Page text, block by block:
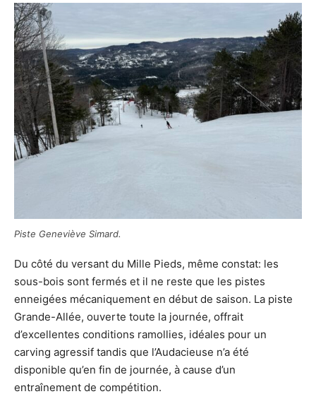
Piste Geneviève Simard.
Du côté du versant du Mille Pieds, même constat: les
sous-bois sont fermés et il ne reste que les pistes
enneigées mécaniquement en début de saison. La piste
Grande-Allée, ouverte toute la journée, offrait
d’excellentes conditions ramollies, idéales pour un
carving agressif tandis que l’Audacieuse n’a été
disponible qu’en fin de journée, à cause d’un
entraînement de compétition.